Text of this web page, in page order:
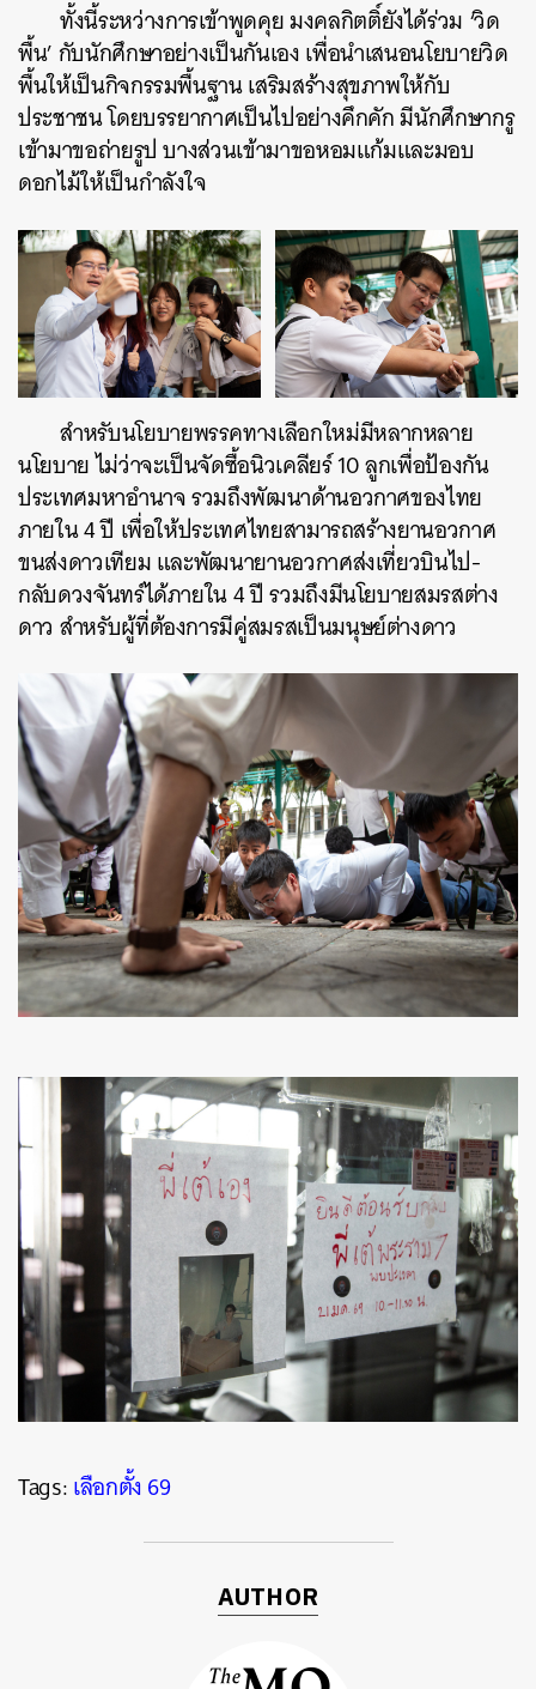
ทั้งนี้ระหว่างการเข้าพูดคุย มงคลกิตติ์ยังได้ร่วม ‘วิด
พื้น’ กับนักศึกษาอย่างเป็นกันเอง เพื่อนำเสนอนโยบายวิด
พื้นให้เป็นกิจกรรมพื้นฐาน เสริมสร้างสุขภาพให้กับ
ประชาชน โดยบรรยากาศเป็นไปอย่างคึกคัก มีนักศึกษากรู
เข้ามาขอถ่ายรูป บางส่วนเข้ามาขอหอมแก้มและมอบ
ดอกไม้ให้เป็นกำลังใจ
สำหรับนโยบายพรรคทางเลือกใหม่มีหลากหลาย
นโยบาย ไม่ว่าจะเป็นจัดซื้อนิวเคลียร์ 10 ลูกเพื่อป้องกัน
ประเทศมหาอำนาจ รวมถึงพัฒนาด้านอวกาศของไทย
ภายใน 4 ปี เพื่อให้ประเทศไทยสามารถสร้างยานอวกาศ
ขนส่งดาวเทียม และพัฒนายานอวกาศส่งเที่ยวบินไป-
กลับดวงจันทร์ได้ภายใน 4 ปี รวมถึงมีนโยบายสมรสต่าง
ดาว สำหรับผู้ที่ต้องการมีคู่สมรสเป็นมนุษย์ต่างดาว
Tags:เลือกตั้ง 69
AUTHOR
ค้นหา
SHARE TWEET LINE EMAIL